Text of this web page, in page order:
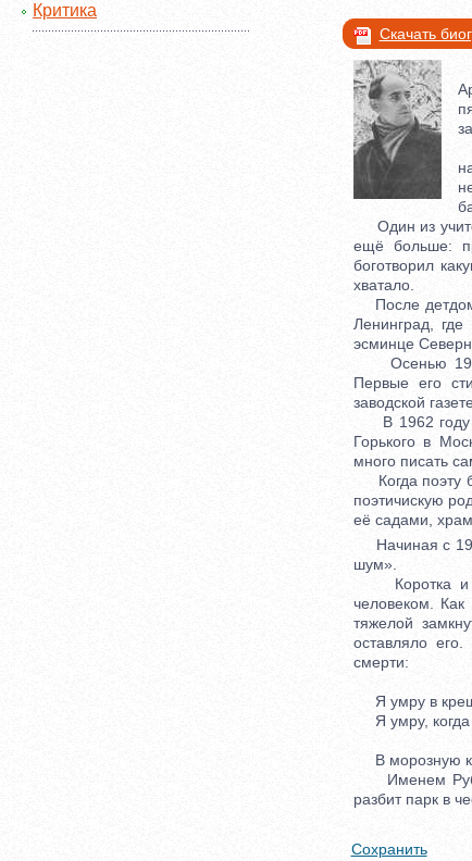
Критика
Скачать
Один из
ещё больше:
боготворил
хватало.
После
Ленинград,
эсминце
Осенью 1959
Первые его
заводской
В 1962 году
Горького в
много писать
Когда поэту
поэтичискую
её садами,
Начиная с
шум».
Коротка и
человеком.
тяжелой
оставляло
смерти:
Я умру в
Я умру, когда
В морозную
Именем
разбит парк в
Сохранить